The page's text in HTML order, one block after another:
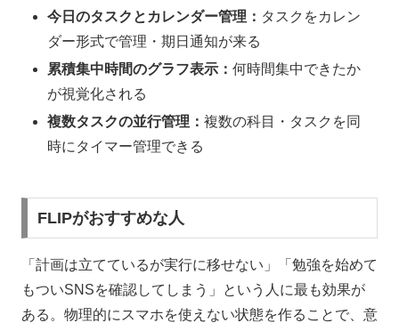
今日のタスクとカレンダー管理： タスクをカレン
ダー形式で管理・期日通知が来る
累積集中時間のグラフ表示：何時間集中できたか
が視覚化される
複数タスクの並行管理：複数の科目・タスクを同
時にタイマー管理できる
FLIPがおすすめな人
「計画は立てているが実行に移せない」「勉強を始めて
もついSNSを確認してしまう」という人に最も効果が
ある。物理的にスマホを使えない状態を作ることで、意